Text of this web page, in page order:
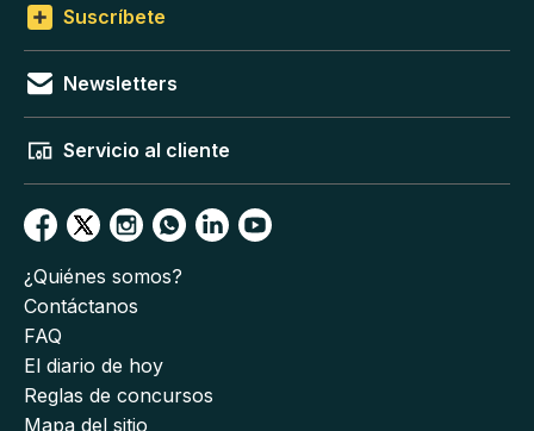
Suscríbete
Newsletters
Servicio al cliente
¿Quiénes somos?
Contáctanos
FAQ
El diario de hoy
Reglas de concursos
Mapa del sitio